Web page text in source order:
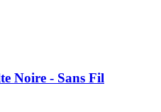
Noire - Sans Fil